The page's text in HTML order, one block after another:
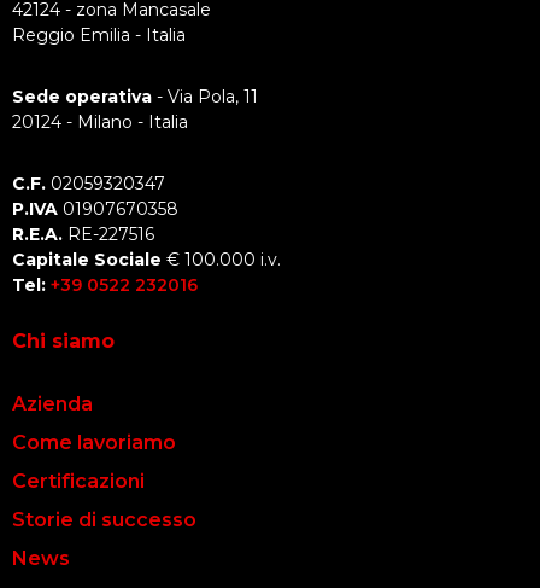
42124 - zona Mancasale
Reggio Emilia - Italia
Sede operativa - Via Pola, 11
20124 - Milano - Italia
C.F. 02059320347
P.IVA 01907670358
R.E.A. RE-227516
Capitale Sociale € 100.000 i.v.
Tel: +39 0522 232016
Chi siamo
Azienda
Come lavoriamo
Certificazioni
Storie di successo
News